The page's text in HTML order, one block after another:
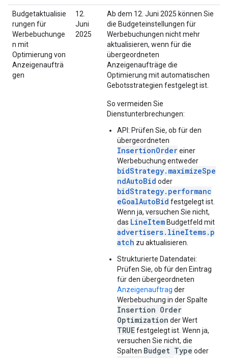
Budgetaktualisie
rungen für
Werbebuchunge
n mit
Optimierung von
Anzeigenaufträ
gen
12.
Juni
2025
Ab dem 12. Juni 2025 können Sie
die Budgeteinstellungen für
Werbebuchungen nicht mehr
aktualisieren, wenn für die
übergeordneten
Anzeigenaufträge die
Optimierung mit automatischen
Gebotsstrategien festgelegt ist.
So vermeiden Sie
Dienstunterbrechungen:
API: Prüfen Sie, ob für den
übergeordneten
InsertionOrdereiner
Werbebuchung entweder
bidStrategy.maximizeSpe
ndAutoBid oder
bidStrategy.performanc
eGoalAutoBid festgelegt ist.
Wenn ja, versuchen Sie nicht,
das LineItem Budgetfeld mit
advertisers.lineItems.p
atch zu aktualisieren.
Strukturierte Datendatei:
Prüfen Sie, ob für den Eintrag
für den übergeordneten
Anzeigenauftrag der
Werbebuchung in der Spalte
Insertion Order
Optimization der Wert
TRUEfestgelegt ist. Wenn ja,
versuchen Sie nicht, die
Spalten Budget Type oder